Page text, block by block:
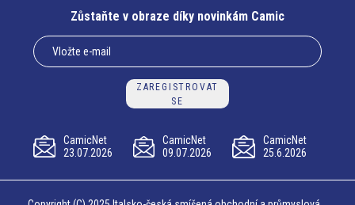
Zůstaňte v obraze díky novinkám Camic
ZAREGISTROVAT
SE
CamicNet
23.07.2026
CamicNet
09.07.2026
CamicNet
25.6.2026